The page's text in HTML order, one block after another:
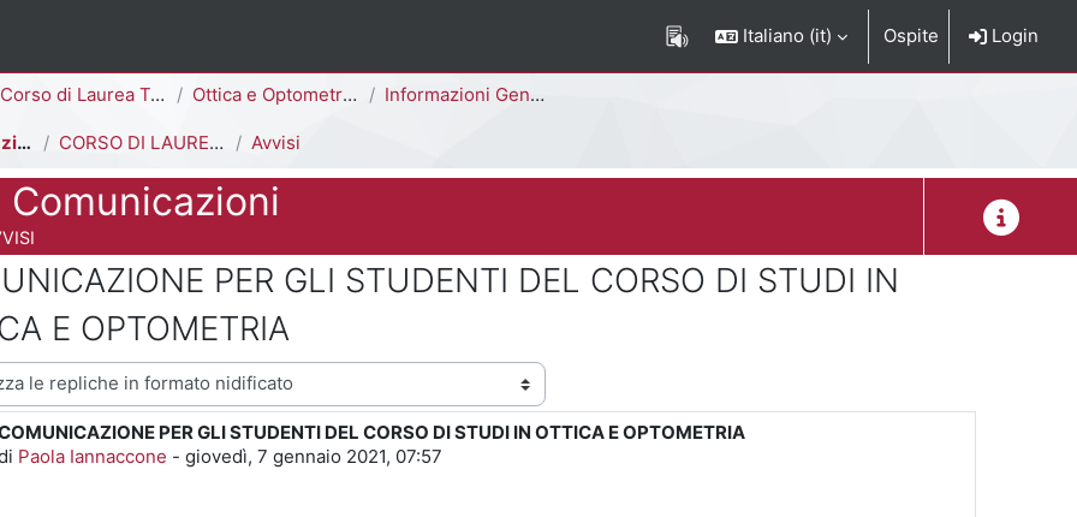
Italiano ‎(it)‎ Ospite Login
Corso di Laurea Triennale Ottica e Optometria [E3006Q - E3002Q] Informazioni Generali del Corso di Studi
Avvisi e Comunicazioni CORSO DI LAUREA IN OTTICA E OPTOMETRIA Avvisi
Comunicazioni
corso
PER GLI STUDENTI DEL CORSO DI STUDI IN
E OPTOMETRIA
PER GLI STUDENTI DEL CORSO DI STUDI IN OTTICA E OPTOMETRIA
Paola Iannaccone - giovedì, 7 gennaio 2021, 07:57
di risposte: 0